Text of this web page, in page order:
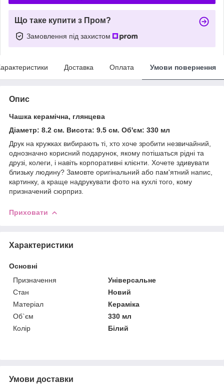
Що таке купити з Пром?
Замовлення під захистом
Доставка Оплата Умови повернення
Опис
Чашка керамічна, глянцева
Діаметр: 8.2 см. Висота: 9.5 см. Об'єм: 330 мл
Друк на кружках вибирають ті, хто хоче зробити незвичайний,
однозначно корисний подарунок, якому потішаться рідні та
друзі, колеги, і навіть корпоративні клієнти. Хочете здивувати
близьку людину? Замовте оригінальний або пам'ятний напис,
картинку, а краще надрукувати фото на кухлі того, кому
призначений сюрприз.
Приховати
Характеристики
Основні
Призначення
Універсальне
Стан
Новий
Матеріал
Кераміка
Об`єм
330 мл
Колір
Білий
Умови доставки